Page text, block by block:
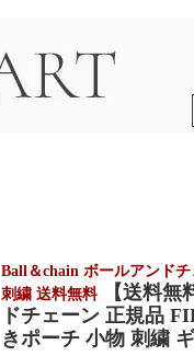
Ball＆chain ボールアンド
刺繍 送料無料
【送料
ドチェーン 正規品
きポーチ 小物 刺繍